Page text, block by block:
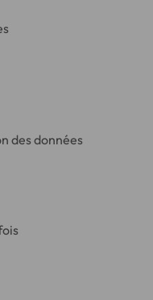
des données